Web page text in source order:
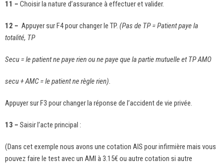
11 – Choisir la nature d’assurance à effectuer et valider.
12 – Appuyer sur F4 pour changer le TP. (Pas de TP = Patient paye la
totalité, TP
Secu = le patient ne paye rien ou ne paye que la partie mutuelle et TP AMO
secu + AMC = le patient ne règle rien).
Appuyer sur F3 pour changer la réponse de l’accident de vie privée.
13 – Saisir l’acte principal :
(Dans cet exemple nous avons une cotation AIS pour infirmière mais vous
pouvez faire le test avec un AMI à 3.15€ ou autre cotation si autre